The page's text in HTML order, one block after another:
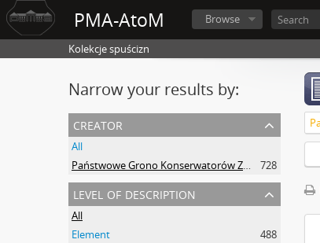
PMA-AtoM Browse
Kolekcje spuścizn
Narrow your results by:
creator
All
Państwowe Grono Konserwatorów Zabytków Przedhistorycznych Michał Drewko
728
level of description
All
Element
488